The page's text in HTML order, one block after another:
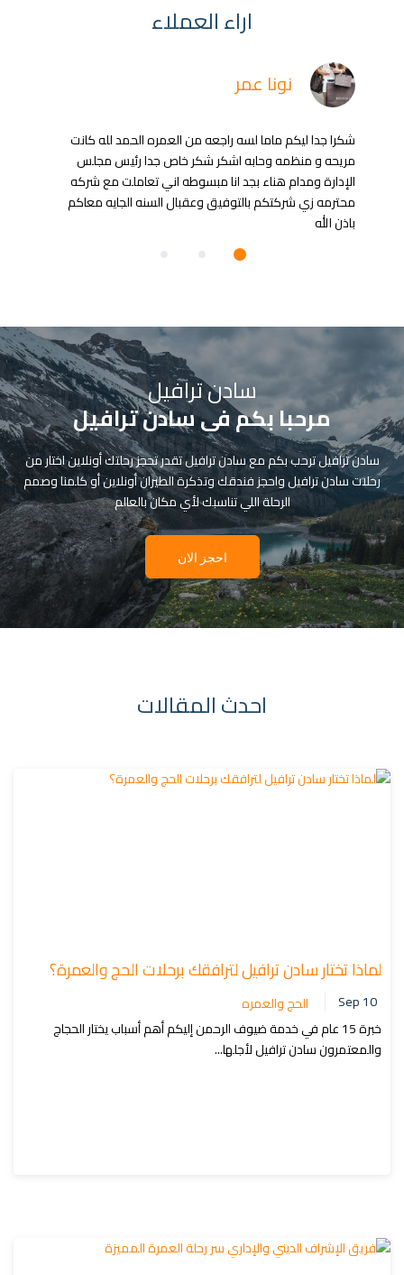
اراء العملاء
نونا عمر
شكرا جدا ليكم ماما لسه راجعه من العمره الحمد لله كانت
مريحه و منظمه وحابه اشكر شكر خاص جدا رئيس مجلس
الإدارة ومدام هناء بجد انا مبسوطه اني تعاملت مع شركه
محترمه زي شركتكم بالتوفيق وعقبال السنه الجايه معاكم
باذن الله
سادن ترافيل
مرحبا بكم فى سادن ترافيل
سادن ترافيل ترحب بكم مع سادن ترافيل تقدر تحجز رحلتك أونلاين اختار من
رحلات سادن ترافيل واحجز فندقك وتذكرة الطيران أونلاين أو كلمنا وصمم
الرحلة اللي تناسبك لأي مكان بالعالم
احجز الان
احدث المقالات
لماذا تختار سادن ترافيل لترافقك برحلات الحج والعمرة؟
Sep 10
الحج والعمره
خبرة 15 عام في خدمة ضيوف الرحمن إليكم أهم أسباب يختار الحجاج
والمعتمرون سادن ترافيل لأجلها...